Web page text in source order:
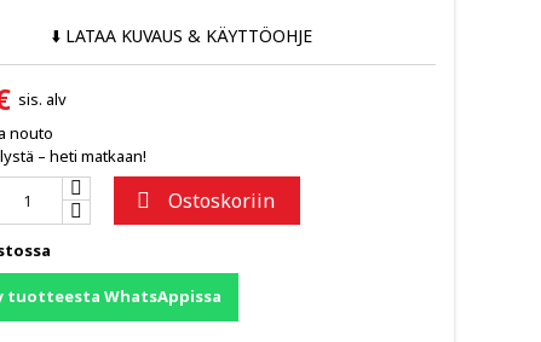
⬇️ LATAA KUVAUS & KÄYTTÖOHJE
sis. alv
nouto
– heti matkaan!
 Ostoskoriin
tuotteesta WhatsAppissa